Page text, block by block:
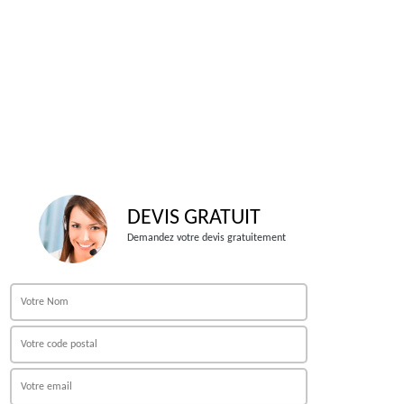
DEVIS GRATUIT
Demandez votre devis gratuitement